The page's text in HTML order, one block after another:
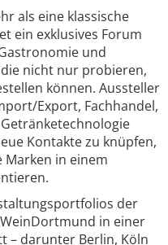
als eine klassische
ein exklusives Forum
und
nicht nur probieren,
können. Aussteller
Export, Fachhandel,
Kontakte zu knüpfen,
in einem
der
in einer
– darunter Berlin, Köln